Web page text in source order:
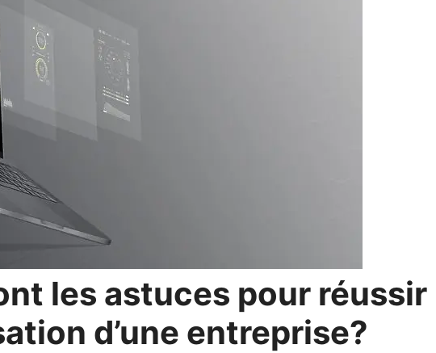
les astuces pour réussir
d’une entreprise?